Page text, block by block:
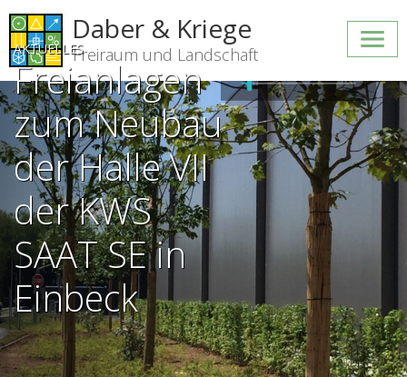
Daber & Kriege
Freiraum und Landschaft
AKTUELLES
Freianlagen
zum Neubau
der Halle VII
der KWS
SAAT SE in
Einbeck